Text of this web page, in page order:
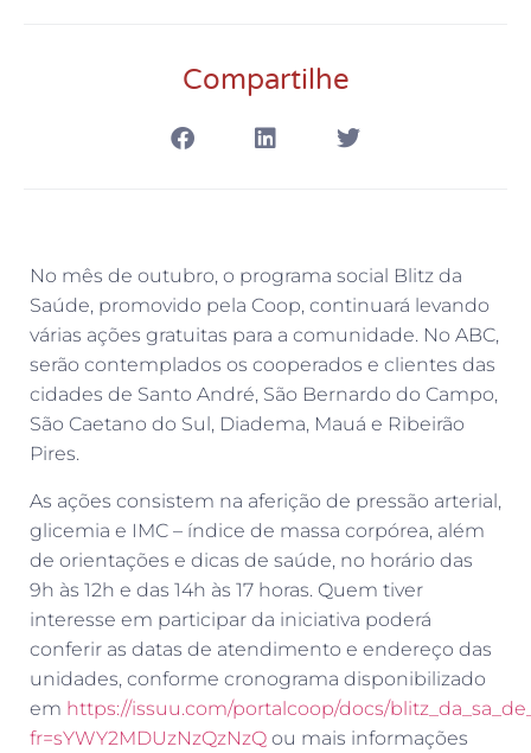
Compartilhe
No mês de outubro, o programa social Blitz da
Saúde, promovido pela Coop, continuará levando
várias ações gratuitas para a comunidade. No ABC,
serão contemplados os cooperados e clientes das
cidades de Santo André, São Bernardo do Campo,
São Caetano do Sul, Diadema, Mauá e Ribeirão
Pires.
As ações consistem na aferição de pressão arterial,
glicemia e IMC – índice de massa corpórea, além
de orientações e dicas de saúde, no horário das
9h às 12h e das 14h às 17 horas. Quem tiver
interesse em participar da iniciativa poderá
conferir as datas de atendimento e endereço das
unidades, conforme cronograma disponibilizado
em https://issuu.com/portalcoop/docs/
fr=sYWY2MDUzNzQzNzQ ou mais informações